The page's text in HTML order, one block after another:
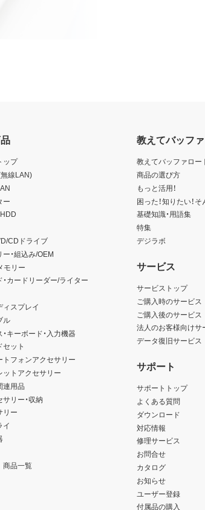
ップ
線LAN)
ー
CDドライブ
・組込み/OEM
モリー
カードリーダー/ライター
スプレイ
ル
キーボード・入力機器
ット
フォンアクセサリー
トアクセサリー
連用品
リー・収納
リー
イ
品一覧
教えてバッフ
教えてバッファロー
商品の選び方
もっと活用！
困った！知りたい！
基礎知識・用語集
特集
デジラボ
サービス
サービストップ
ご購入時のサービス
ご購入後のサービス
法人のお客様向けサ
データ復旧サービス
サポート
サポートトップ
よくある質問
ダウンロード
対応情報
修理サービス
お問合せ
カタログ
お知らせ
ユーザー登録
付属品の購入